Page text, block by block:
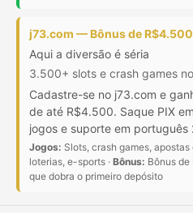
j73.com — Bônus de
Aqui a diversão é séria
3.500+ slots e crash games
Cadastre-se no j73.com e
de até R$4.500. Saque PIX
jogos e suporte em português
Jogos: Slots, crash games,
loterias, e-sports · Bônus: Bônus
que dobra o primeiro depósito